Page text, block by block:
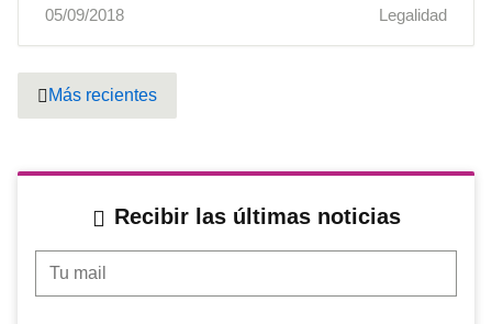
05/09/2018
Legalidad
Pagination
Previous page
Más recientes
Recibir las últimas noticias
Tu mail